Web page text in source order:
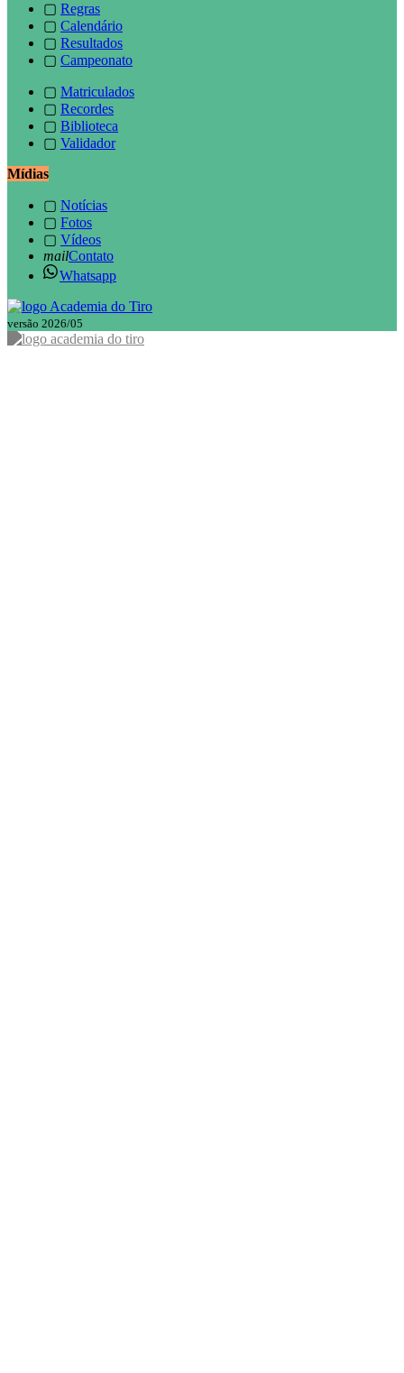
▢ Regras
▢ Calendário
▢ Resultados
▢ Campeonato
▢ Matriculados
▢ Recordes
▢ Biblioteca
▢ Validador
Mídias
▢ Notícias
▢ Fotos
▢ Vídeos
mailContato
Whatsapp
versão 2026/05